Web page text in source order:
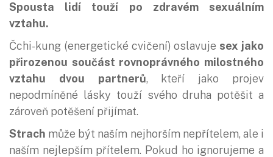
Spousta lidí touží po zdravém sexuálním
vztahu.
Čchi-kung (energetické cvičení) oslavuje sex jako
přirozenou součást rovnoprávného milostného
vztahu dvou partnerů, kteří jako projev
nepodmíněné lásky touží svého druha potěšit a
zároveň potěšení přijímat.
Strach může být naším nejhorším nepřítelem, ale i
naším nejlepším přítelem. Pokud ho ignorujeme a